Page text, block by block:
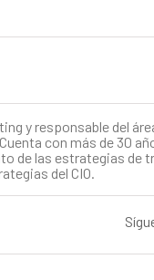
y responsable del
con más de 30
de las estrategias de
del CIO.